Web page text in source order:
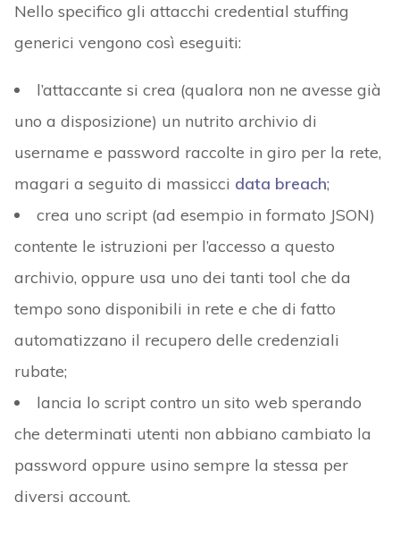
Nello specifico gli attacchi credential stuffing
generici vengono così eseguiti:
l’attaccante si crea (qualora non ne avesse già
uno a disposizione) un nutrito archivio di
username e password raccolte in giro per la rete,
magari a seguito di massicci data breach;
crea uno script (ad esempio in formato JSON)
contente le istruzioni per l’accesso a questo
archivio, oppure usa uno dei tanti tool che da
tempo sono disponibili in rete e che di fatto
automatizzano il recupero delle credenziali
rubate;
lancia lo script contro un sito web sperando
che determinati utenti non abbiano cambiato la
password oppure usino sempre la stessa per
diversi account.